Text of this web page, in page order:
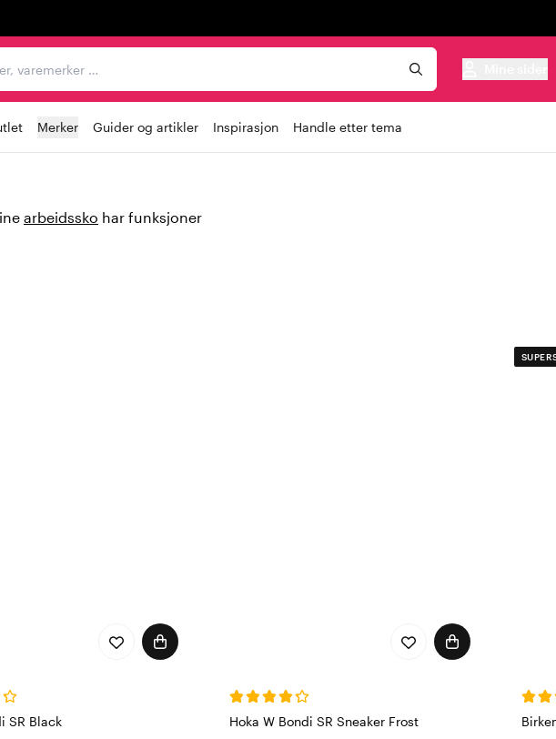
varemerker …
Merker Guider og artikler Inspirasjon Handle etter tema
arbeidssko har funksjoner
gjennom hele
utstyrt med roterbar og
og utendørs, og de
til frisk rosa. Gå trygt,
SR Black
Hoka W Bondi SR Sneaker Frost